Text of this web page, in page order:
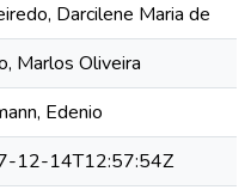
Darcilene Maria de
Marlos Oliveira
Edenio
12-14T12:57:54Z